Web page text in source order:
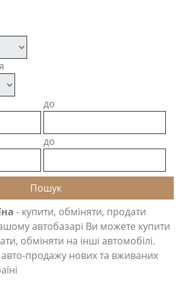
до
до
- купити, обміняти, продати
автобазарі Ви можете купити
обміняти на інші автомобілі.
продажу нових та вживаних